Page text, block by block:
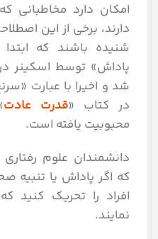
امکان دارد مخاطبانی
دارند، برخی از این
شنیده باشند که
شد و اخیرا با عبارت
در کتاب «قدرت عادت
محبوبیت یافته است.
دانشمندان علوم
که اگر پاداش یا تنبیه
افراد را تحریک کنید
نمایند.